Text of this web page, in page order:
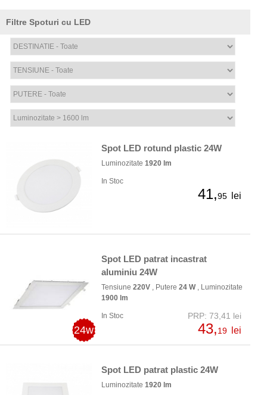
Filtre Spoturi cu LED
Spot LED rotund plastic 24W
Luminozitate 1920 lm
In Stoc
41,95 lei
24w
Spot LED patrat incastrat
aluminiu 24W
Tensiune 220V , Putere 24 W, Luminozitate
1900 lm
In Stoc PRP: 73,41 lei
43,19 lei
Spot LED patrat plastic 24W
Luminozitate 1920 lm